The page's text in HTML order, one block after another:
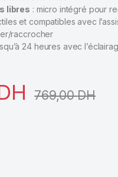
libres : micro intégré pour
et compatibles avec
raccrocher
24 heures avec
769,00DH